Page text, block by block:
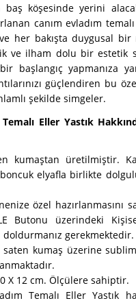
baş köşesinde yerini
canım evladım
her bakışta duygusal bir
ve ilham dolu bir estetik
başlangıç yapmanıza
güçlendiren bu
şekilde simgeler.
Temalı Eller Yastık
kumaştan üretilmiştir.
elyafla birlikte
özel hazırlanmasını
Butonu üzerindeki
doldurmanız gerekmektedir.
kumaş üzerine
X 12 cm. Ölçülere sahiptir.
Temalı Eller Yastık